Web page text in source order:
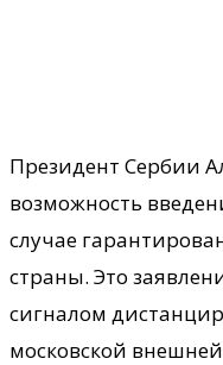
Президент Сербии
возможность
случае
страны. Это
сигналом
московской